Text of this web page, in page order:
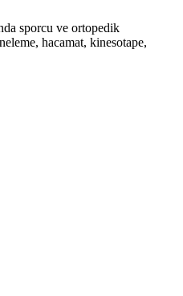
sporcu ve ortopedik
hacamat, kinesotape,